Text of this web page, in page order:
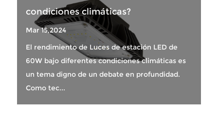
condiciones climáticas?
Mar 15,2024
El rendimiento de Luces de estación LED de
60W bajo diferentes condiciones climáticas es
un tema digno de un debate en profundidad.
Como tec...